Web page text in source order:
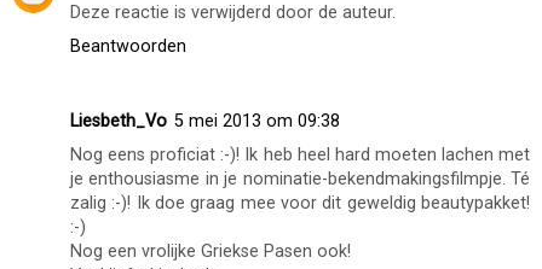
Deze reactie is verwijderd door de auteur.
Beantwoorden
Liesbeth_Vo 5 mei 2013 om 09:38
Nog eens proficiat :-)! Ik heb heel hard moeten lachen met
je enthousiasme in je nominatie-bekendmakingsfilmpje. Té
zalig :-)! Ik doe graag mee voor dit geweldig beautypakket!
:-)
Nog een vrolijke Griekse Pasen ook!